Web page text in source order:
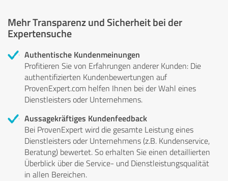
Mehr Transparenz und Sicherheit bei der
Expertensuche
Authentische Kundenmeinungen
Profitieren Sie von Erfahrungen anderer Kunden: Die
authentifizierten Kundenbewertungen auf
ProvenExpert.com helfen Ihnen bei der Wahl eines
Dienstleisters oder Unternehmens.
Aussagekräftiges Kundenfeedback
Bei ProvenExpert wird die gesamte Leistung eines
Dienstleisters oder Unternehmens (z.B. Kundenservice,
Beratung) bewertet. So erhalten Sie einen detaillierten
Überblick über die Service- und Dienstleistungsqualität
in allen Bereichen.